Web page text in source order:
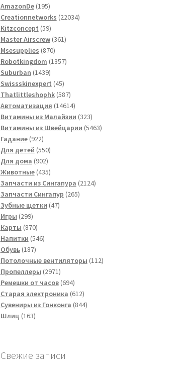
товара
AmazonDe 195195
товаров
Creationnetworks 2203422034
Kitzconcept 5959
товаров
Master Airscrew 361361
Msesupplies 870870
товаров
Robotkingdom 13571357
Suburban 14391439
товаров
Swissskinexpert 4545
товаров
Thatlittleshophk 587587
товаров
Автоматизация 1461414614
товаров
Витамины из Малайзии 323323
товара
Витамины из Швейцарии 54635463
Гадание 922922
товара
Для детей 550550
Для дома 902902
товара
Животные 435435
товаров
Запчасти из Сингапура 21242124
Запчасти Сингапур 265265
Зубные щетки 4747
Игры 299299
товаров
Карты 870870
товаров
Напитки 546546
Обувь 187187
товаров
Потолочные вентиляторы 112112
Пропеллеры 29712971
товар
Ремешки от часов 694694
товара
Старая электроника 612612
товаров
Сувениры из Гонконга 844844
Шлиц 163163
Свежие записи